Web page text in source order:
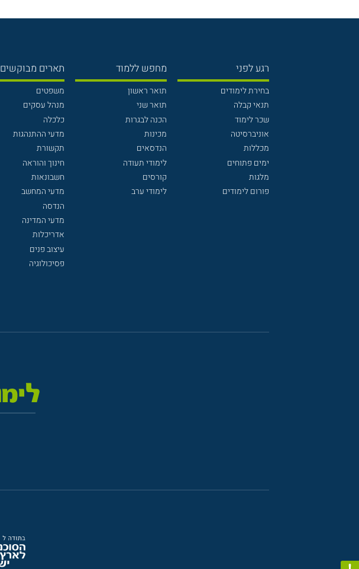
רגע לפני
בחירת לימודים
תנאי קבלה
שכר לימוד
אוניברסיטה
מכללות
ימים פתוחים
מלגות
פורום לימודים
מחפש ללמוד
תואר ראשון
תואר שני
הכנה לבגרות
מכינות
הנדסאים
לימודי תעודה
קורסים
לימודי ערב
תארים מבוקשים
משפטים
מנהל עסקים
כלכלה
מדעי ההתנהגות
תקשורת
חינוך והוראה
חשבונאות
מדעי המחשב
הנדסה
מדעי המדינה
אדריכלות
עיצוב פנים
פסיכולוגיה